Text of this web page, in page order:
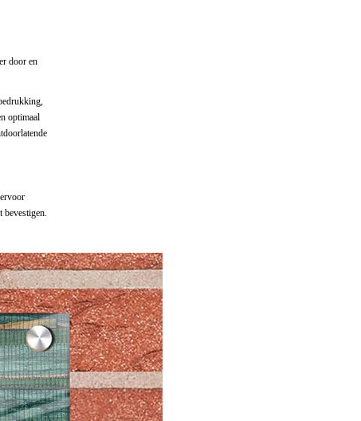
door en
optimaal
bevestigen.